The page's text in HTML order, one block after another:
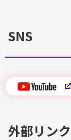
SNS
外部リンク